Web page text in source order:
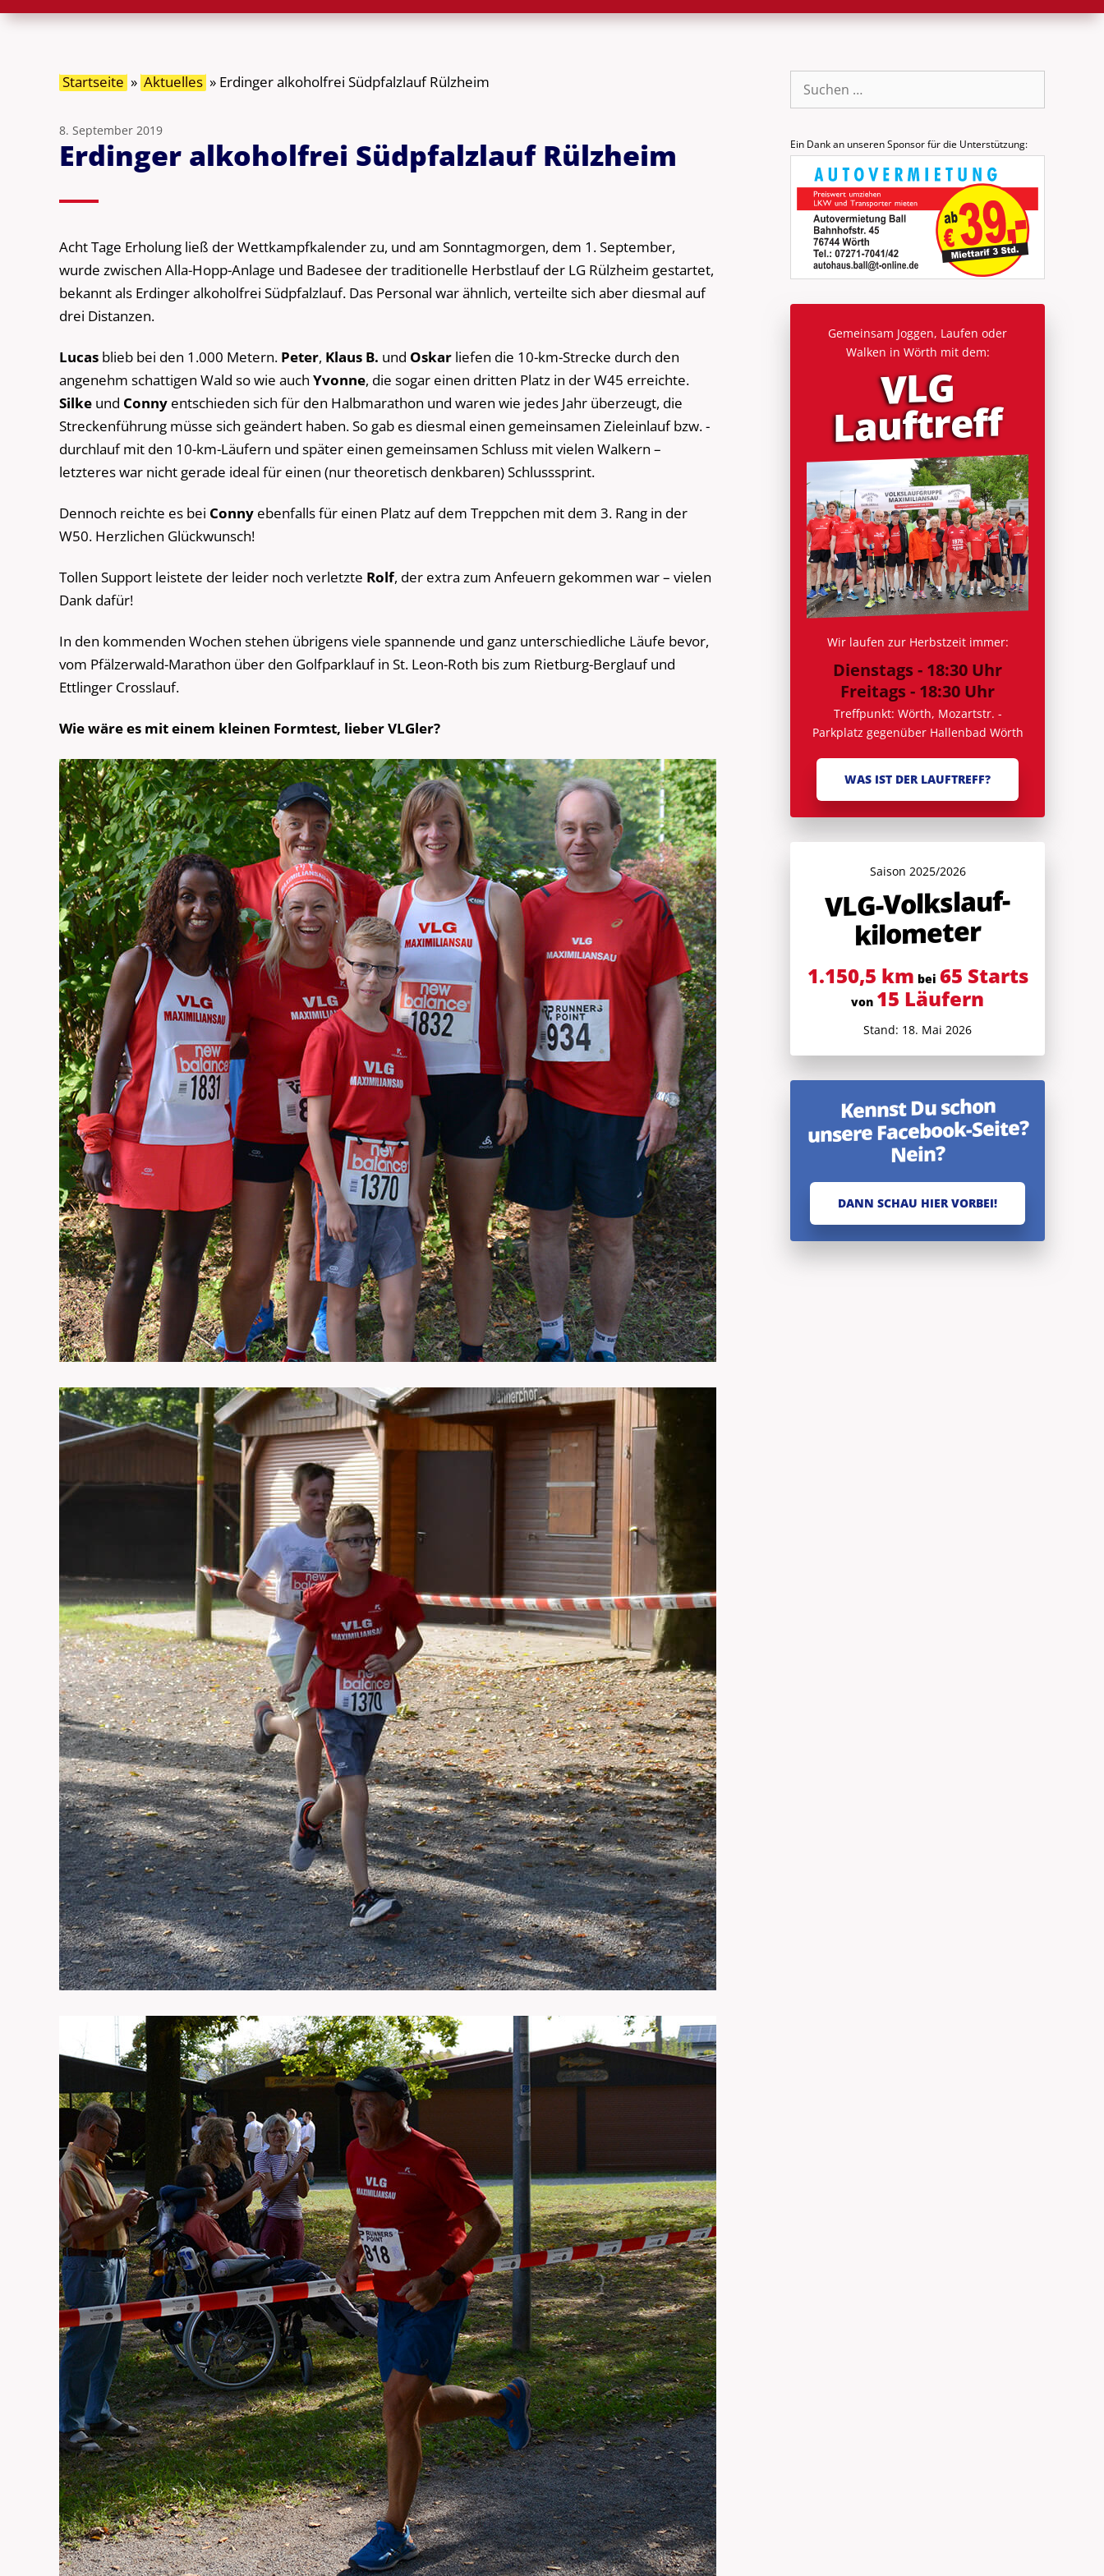
Startseite » Aktuelles » Erdinger alkoholfrei Südpfalzlauf Rülzheim
8. September 2019
Erdinger alkoholfrei Südpfalzlauf Rülzheim
Acht Tage Erholung ließ der Wettkampfkalender zu, und am Sonntagmorgen, dem 1. September,
wurde zwischen Alla-Hopp-Anlage und Badesee der traditionelle Herbstlauf der LG Rülzheim gestartet,
bekannt als Erdinger alkoholfrei Südpfalzlauf. Das Personal war ähnlich, verteilte sich aber diesmal auf
drei Distanzen.
Lucas blieb bei den 1.000 Metern. Peter, Klaus B. und Oskar liefen die 10-km-Strecke durch den
angenehm schattigen Wald so wie auch Yvonne, die sogar einen dritten Platz in der W45 erreichte.
Silke und Conny entschieden sich für den Halbmarathon und waren wie jedes Jahr überzeugt, die
Streckenführung müsse sich geändert haben. So gab es diesmal einen gemeinsamen Zieleinlauf bzw. -
durchlauf mit den 10-km-Läufern und später einen gemeinsamen Schluss mit vielen Walkern –
letzteres war nicht gerade ideal für einen (nur theoretisch denkbaren) Schlusssprint.
Dennoch reichte es bei Conny ebenfalls für einen Platz auf dem Treppchen mit dem 3. Rang in der
W50. Herzlichen Glückwunsch!
Tollen Support leistete der leider noch verletzte Rolf, der extra zum Anfeuern gekommen war – vielen
Dank dafür!
In den kommenden Wochen stehen übrigens viele spannende und ganz unterschiedliche Läufe bevor,
vom Pfälzerwald-Marathon über den Golfparklauf in St. Leon-Roth bis zum Rietburg-Berglauf und
Ettlinger Crosslauf.
Wie wäre es mit einem kleinen Formtest, lieber VLGler?
Suche
nach:
Ein Dank an unseren Sponsor für die Unterstützung:
Gemeinsam Joggen, Laufen oder
Walken in Wörth mit dem:
VLG
Lauf­treff
Wir laufen zur Herbstzeit immer:
Dienstags - 18:30 Uhr
Freitags - 18:30 Uhr
Treffpunkt: Wörth, Mozartstr. -
Parkplatz gegenüber Hallenbad Wörth
WAS IST DER LAUFTREFF?
Saison 2025/2026
V
LG-Volkslauf­
kilometer
1.150,5 km bei 65 Starts
von 15 Läufern
Stand: 18. Mai 2026
Kennst Du schon
unsere Facebook-Seite?
Nein?
DANN SCHAU HIER VORBEI!